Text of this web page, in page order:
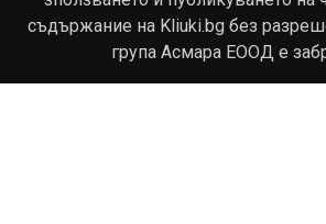
съдържание на Kliuki.bg без
група Асмара ЕООД е